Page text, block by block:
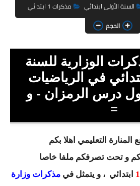
السنة الثالثة ابتدائي
السنة الخامسة ابتدائي
شهادة التعليم الابتدائي
السنة الاولى متوسط
السنة الثانية متوسط
السنة الأولى ابتدائي
مذكرات 1 ابتدائي
الحجم
الوزارية للسنة
1 ابتدائي في الرياضيات
درس الرمزان - و
=
المنارة التعليمي اهلا بكم
و تحت تصرفكم ملفا خاصا
ابتدائي ، و يتمثل في مذكرات وزارة